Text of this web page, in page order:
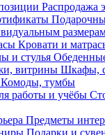
Распродажа
Кровати и
Шкафы,
Комоды, тумбы
Предметы
Подарки и